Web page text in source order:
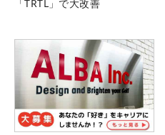
「TRTL」で大改善